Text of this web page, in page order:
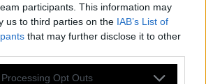
participants. This information may
us to third parties on the IAB’s List of
that may further disclose it to other
website/app uses one or more Google
Opt Outs
μέρος του «Alpha
Μαρία Κωνσταντάκη